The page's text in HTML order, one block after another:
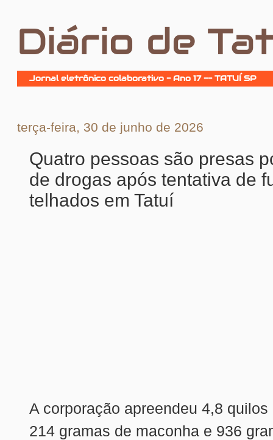
Diário de
Jornal eletrônico colaborativo - Ano 17 -- TATUÍ SP
terça-feira, 30 de junho de 2026
Quatro pessoas são presas
de drogas após tentativa de
telhados em Tatuí
A corporação apreendeu 4,8
214 gramas de maconha e 936